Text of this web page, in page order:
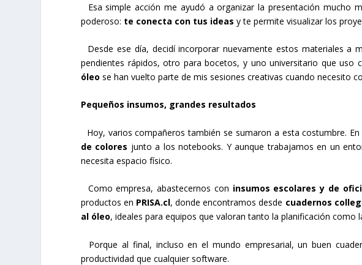
Esa simple acción me ayudó a organizar la presentación mucho
poderoso: te conecta con tus ideas y te permite visualizar los
Desde ese día, decidí incorporar nuevamente estos materiales a
pendientes rápidos, otro para bocetos, y uno universitario que uso
óleo se han vuelto parte de mis sesiones creativas cuando necesito
Pequeños insumos, grandes resultados
Hoy, varios compañeros también se sumaron a esta costumbre.
de colores junto a los notebooks. Y aunque trabajamos en un
necesita espacio físico.
Como empresa, abastecernos con insumos escolares y de
productos en PRISA.cl, donde encontramos desde cuadernos
al óleo, ideales para equipos que valoran tanto la planificación como
Porque al final, incluso en el mundo empresarial, un buen
productividad que cualquier software.